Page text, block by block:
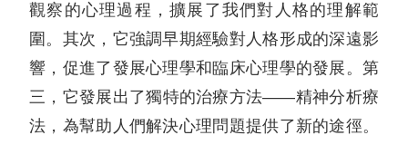
觀察的心理過程，擴展了我們對人格的理解範
圍。其次，它強調早期經驗對人格形成的深遠影
響，促進了發展心理學和臨床心理學的發展。第
三，它發展出了獨特的治療方法——精神分析療
法，為幫助人們解決心理問題提供了新的途徑。